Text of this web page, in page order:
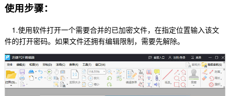
使用步骤：
1.使用软件打开一个需要合并的已加密文件，在指定位置输入该文
件的打开密码。如果文件还拥有编辑限制，需要先解除。